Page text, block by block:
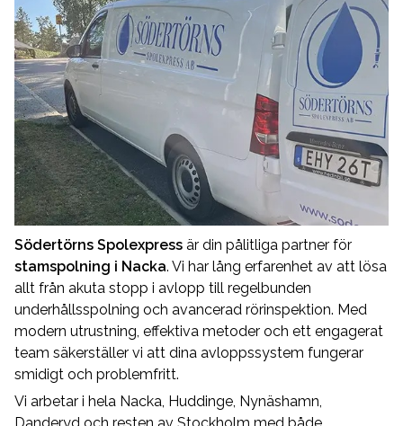
Södertörns Spolexpress är din pålitliga partner för
stamspolning i Nacka. Vi har lång erfarenhet av att lösa
allt från akuta stopp i avlopp till regelbunden
underhållsspolning och avancerad rörinspektion. Med
modern utrustning, effektiva metoder och ett engagerat
team säkerställer vi att dina avloppssystem fungerar
smidigt och problemfritt.
Vi arbetar i hela Nacka, Huddinge, Nynäshamn,